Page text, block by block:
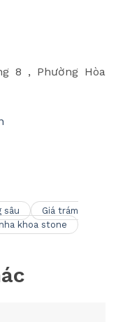
8 , Phường Hòa
sâu
Giá trám
nha khoa stone